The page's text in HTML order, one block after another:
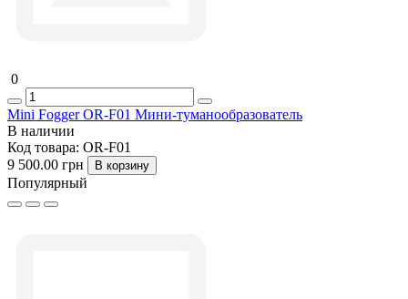
0
Mini Fogger OR-F01 Мини-туманообразователь
В наличии
Код товара: OR-F01
9 500.00 грн
В корзину
Популярный